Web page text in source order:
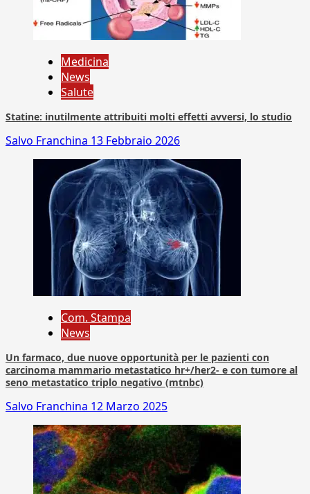
Medicina
News
Salute
Statine: inutilmente attribuiti molti effetti avversi, lo studio
Salvo Franchina 13 Febbraio 2026
Com. Stampa
News
Un farmaco, due nuove opportunità per le pazienti con
carcinoma mammario metastatico hr+/her2- e con tumore al
seno metastatico triplo negativo (mtnbc)
Salvo Franchina 12 Marzo 2025